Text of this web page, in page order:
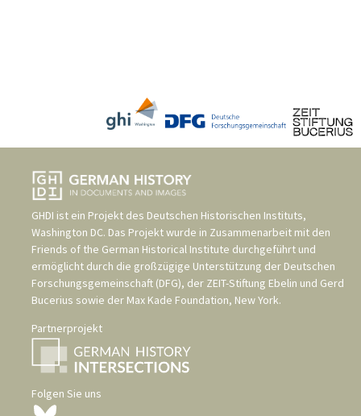
GHDI ist ein Projekt des Deutschen Historischen Instituts,
Washington DC. Das Projekt wurde in Zusammenarbeit mit den
Friends of the German Historical Institute durchgeführt und
ermöglicht durch die großzügige Unterstützung der Deutschen
Forschungsgemeinschaft (DFG), der ZEIT-Stiftung Ebelin und Gerd
Bucerius sowie der Max Kade Foundation, New York.
Partnerprojekt
Folgen Sie uns